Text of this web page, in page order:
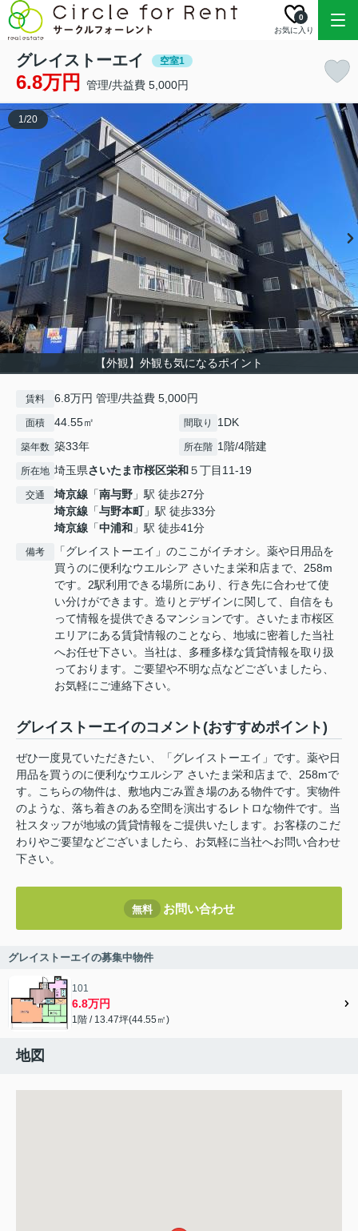
お気に入り
0
グレイストーエイ 空室1
6.8万円 管理/共益費 5,000円
【外観】外観も気になるポイント
1/20
賃料 6.8万円 管理/共益費 5,000円
面積 44.55㎡ 間取り 1DK
築年数 築33年 所在階 1階/4階建
所在地 埼玉県さいたま市桜区栄和５丁目11-19
交通 埼京線 「南与野 」駅 徒歩27分
埼京線 「与野本町」駅 徒歩33分
埼京線 「中浦和 」駅 徒歩41分
備考
「グレイストーエイ」のここがイチオシ。薬や日用品を
買うのに便利なウエルシア さいたま栄和店まで、258m
です。2駅利用できる場所にあり、行き先に合わせて使
い分けができます。造りとデザインに関して、自信をも
って情報を提供できるマンションです。さいたま市桜区
エリアにある賃貸情報のことなら、地域に密着した当社
へお任せ下さい。当社は、多種多様な賃貸情報を取り扱
っております。ご要望や不明な点などございましたら、
お気軽にご連絡下さい。
グレイストーエイのコメント(おすすめポイント)
ぜひ一度見ていただきたい、「グレイストーエイ」です。薬や日
用品を買うのに便利なウエルシア さいたま栄和店まで、258mで
す。こちらの物件は、敷地内ごみ置き場のある物件です。実物件
のような、落ち着きのある空間を演出するレトロな物件です。当
社スタッフが地域の賃貸情報をご提供いたします。お客様のこだ
わりやご要望などございましたら、お気軽に当社へお問い合わせ
下さい。
無料 お問い合わせ
グレイストーエイの募集中物件
101
6.8万円
1階 / 13.47坪(44.55㎡)
地図